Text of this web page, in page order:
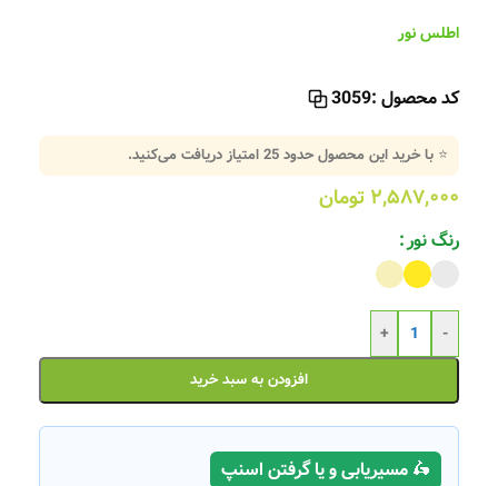
اطلس نور
کد محصول :3059
⭐ با خرید این محصول حدود25امتیاز دریافت می‌کنید.
۲,۵۸۷,۰۰۰ تومان
رنگ نور
-
+
افزودن به سبد خرید
🛵 مسیریابی و یا گرفتن اسنپ